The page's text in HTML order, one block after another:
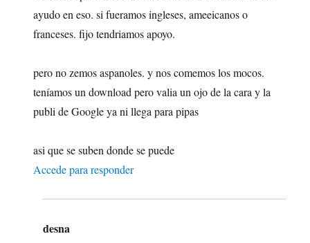
ayudo en eso. si fueramos ingleses, ameeicanos o
franceses. fijo tendriamos apoyo.
pero no zemos aspanoles. y nos comemos los mocos.
teníamos un download pero valia un ojo de la cara y la
publi de Google ya ni llega para pipas
asi que se suben donde se puede
Accede para responder
desna